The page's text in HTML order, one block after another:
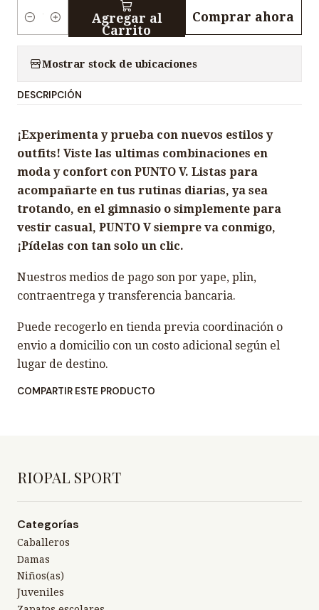
i
a
d
Agregar al
Carrito
Comprar ahora
Mostrar stock de ubicaciones
DESCRIPCIÓN
¡Experimenta y prueba con nuevos estilos y
outfits! Viste las ultimas combinaciones en
moda y confort con PUNTO V. Listas para
acompañarte en tus rutinas diarias, ya sea
trotando, en el gimnasio o simplemente para
vestir casual, PUNTO V siempre va conmigo,
¡Pídelas con tan solo un clic.
Nuestros medios de pago son por yape, plin,
contraentrega y transferencia bancaria.
Puede recogerlo en tienda previa coordinación o
envio a domicilio con un costo adicional según el
lugar de destino.
COMPARTIR ESTE PRODUCTO
RIOPAL SPORT
Categorías
Caballeros
Damas
Niños(as)
Juveniles